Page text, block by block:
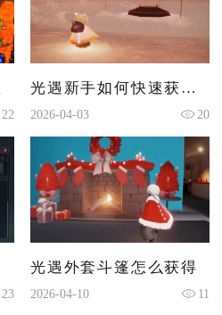
22
光遇新手如何快速获得爱心
2026-04-03 20
23
光遇外套斗篷怎么获得
2026-04-10 11